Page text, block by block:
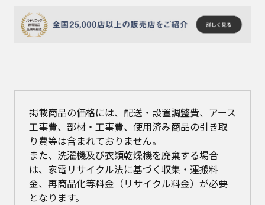
掲載商品の価格には、配送・設置調整費、アース
工事費、部材・工事費、使用済み商品の引き取
り費等は含まれておりません。
また、洗濯機及び衣類乾燥機を廃棄する場合
は、家電リサイクル法に基づく収集・運搬料
金、再商品化等料金（リサイクル料金）が必要
となります。